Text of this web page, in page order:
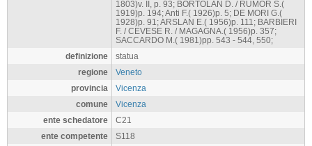
1803)v. II, p. 93; BORTOLAN D. / RUMOR S.(
1919)p. 194; Anti F.( 1926)p. 5; DE MORI G.(
1928)p. 91; ARSLAN E.( 1956)p. 111; BARBIERI
F. / CEVESE R. / MAGAGNA.( 1956)p. 357;
SACCARDO M.( 1981)pp. 543 - 544, 550;
definizione
statua
regione
Veneto
provincia
Vicenza
comune
Vicenza
ente schedatore
C21
ente competente
S118